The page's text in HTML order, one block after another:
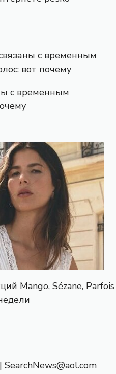
с временным
Mango, Sézane, Parfois
SearchNews@aol.com